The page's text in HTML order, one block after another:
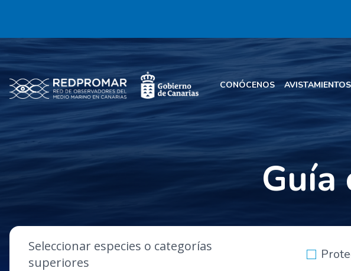
CONÓCENOS AVISTAMIENTOS
Guía
Seleccionar especies o categorías
superiores